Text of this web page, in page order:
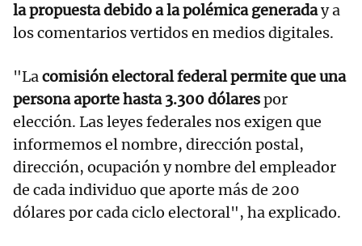
la propuesta debido a la polémica generaday a
los comentarios vertidos en medios digitales.
"Lacomisión electoral federal permite que una
persona aporte hasta 3.300 dólarespor
elección. Las leyes federales nos exigen que
informemos el nombre, dirección postal,
dirección, ocupación y nombre del empleador
de cada individuo que aporte más de 200
dólares por cada ciclo electoral", ha explicado.